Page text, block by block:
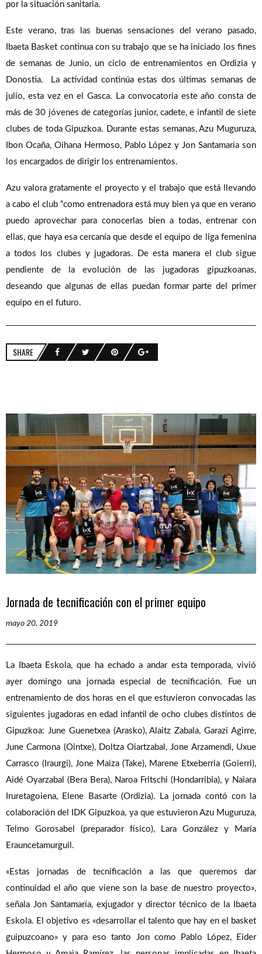
por la situación sanitaria.
Este verano, tras las buenas sensaciones del verano pasado,
Ibaeta Basket continua con su trabajo que se ha iniciado los fines
de semanas de Junio, un ciclo de entrenamientos en Ordizia y
Donostia. La actividad continúa estas dos últimas semanas de
julio, esta vez en el Gasca. La convocatoria este año consta de
más de 30 jóvenes de categorías junior, cadete, e infantil de siete
clubes de toda Gipuzkoa. Durante estas semanas, Azu Muguruza,
Ibon Ocaña, Oihana Hermoso, Pablo López y Jon Santamaría son
los encargados de dirigir los entrenamientos.
Azu valora gratamente el proyecto y el trabajo que está llevando
a cabo el club “como entrenadora está muy bien ya que en verano
puedo aprovechar para conocerlas bien a todas, entrenar con
ellas, que haya esa cercanía que desde el equipo de liga femenina
a todos los clubes y jugadoras. De esta manera el club sigue
pendiente de la evolución de las jugadoras gipuzkoanas,
deseando que algunas de ellas puedan formar parte del primer
equipo en el futuro.
SHARE
Jornada de tecnificación con el primer equipo
mayo 20, 2019
La Ibaeta Eskola, que ha echado a andar esta temporada, vivió
ayer domingo una jornada especial de tecnificación. Fue un
entrenamiento de dos horas en el que estuvieron convocadas las
siguientes jugadoras en edad infantil de ocho clubes distintos de
Gipuzkoa: June Guenetxea (Arasko), Alaitz Zabala, Garazi Agirre,
June Carmona (Ointxe), Doltza Oiartzabal, Jone Arzamendi, Uxue
Carrasco (Iraurgi), Jone Maiza (Take), Marene Etxeberria (Goierri),
Aidé Oyarzabal (Bera Bera), Naroa Fritschi (Hondarribia), y Naiara
Iruretagoiena, Elene Basarte (Ordizia). La jornada contó con la
colaboración del IDK Gipuzkoa, ya que estuvieron Azu Muguruza,
Telmo Gorosabel (preparador físico), Lara González y María
Erauncetamurguil.
«Estas jornadas de tecnificación a las que queremos dar
continuidad el año que viene son la base de nuestro proyecto»,
señala Jon Santamaría, exjugador y director técnico de la Ibaeta
Eskola. El objetivo es «desarrollar el talento que hay en el basket
guipuzcoano» y para eso tanto Jon como Pablo López, Eider